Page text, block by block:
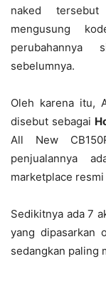
naked
mengusung
perubahannya
sebelumnya.
Oleh karena itu,
disebut sebagai
All New
penjualannya
marketplace
Sedikitnya ada 7
yang dipasarkan
sedangkan paling